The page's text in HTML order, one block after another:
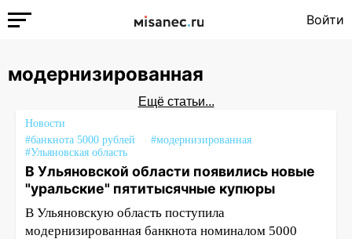
Войти
модернизированная
Ещё статьи...
Новости
#банкнота 5000 рублей
#модернизированная
#Ульяновская область
В Ульяновской области появились новые
"уральские" пятитысячные купюры
В Ульяновскую область поступила
модернизированная банкнота номиналом 5000